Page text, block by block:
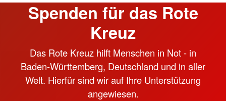
Spenden für das Rote
Kreuz
Das Rote Kreuz hilft Menschen in Not - in
Baden-Württemberg, Deutschland und in aller
Welt. Hierfür sind wir auf Ihre Unterstützung
angewiesen.